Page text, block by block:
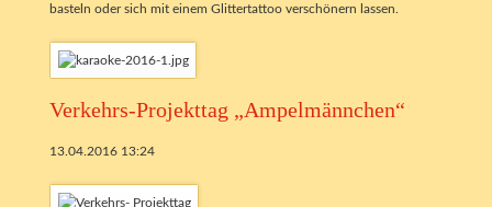
basteln oder sich mit einem Glittertattoo verschönern lassen.
Verkehrs-Projekttag „Ampelmännchen“
13.04.2016 13:24